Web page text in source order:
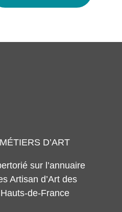
MÉTIERS D’ART
sur l’annuaire
Artisan d’Art des
Hauts-de-France